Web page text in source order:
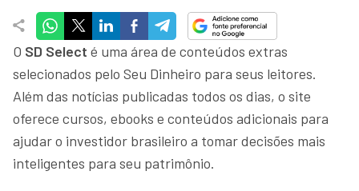
O SD Select é uma área de conteúdos extras
selecionados pelo Seu Dinheiro para seus leitores.
Além das notícias publicadas todos os dias, o site
oferece cursos, ebooks e conteúdos adicionais para
ajudar o investidor brasileiro a tomar decisões mais
inteligentes para seu patrimônio.